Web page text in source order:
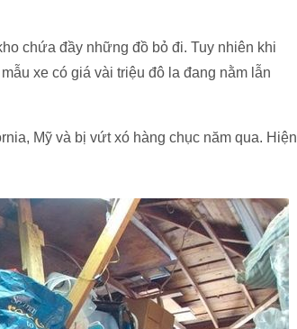
chứa đầy những đồ bỏ đi. Tuy nhiên khi
xe có giá vài triệu đô la đang nằm lẫn
Mỹ và bị vứt xó hàng chục năm qua. Hiện